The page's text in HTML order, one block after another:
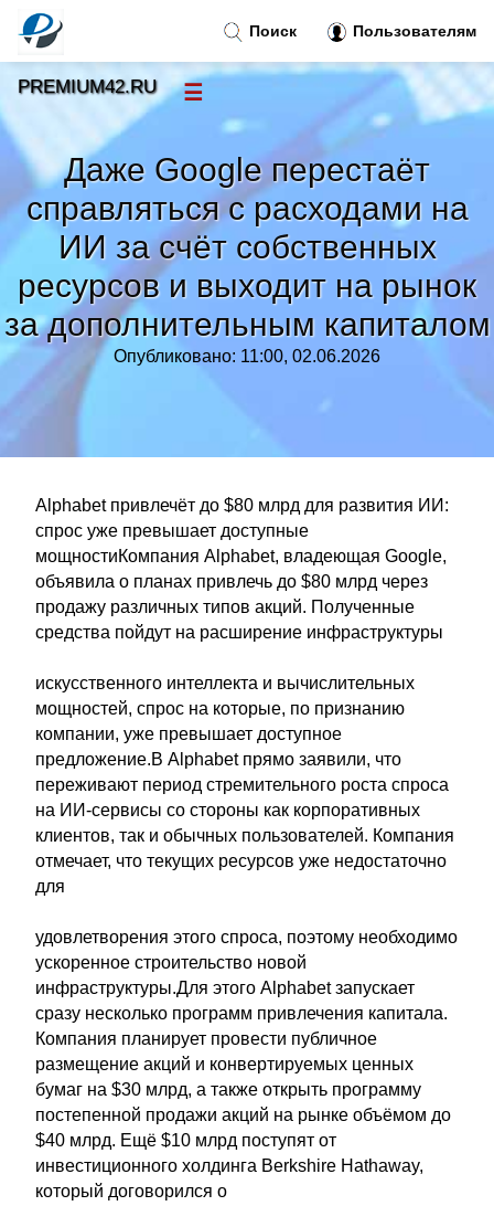
Даже Google перестаёт
справляться с расходами на
ИИ за счёт собственных
ресурсов и выходит на рынок
за дополнительным капиталом
Опубликовано: 11:00, 02.06.2026
Alphabet привлечёт до $80 млрд для развития ИИ:
спрос уже превышает доступные
мощностиКомпания Alphabet, владеющая Google,
объявила о планах привлечь до $80 млрд через
продажу различных типов акций. Полученные
средства пойдут на расширение инфраструктуры
искусственного интеллекта и вычислительных
мощностей, спрос на которые, по признанию
компании, уже превышает доступное
предложение.В Alphabet прямо заявили, что
переживают период стремительного роста спроса
на ИИ-сервисы со стороны как корпоративных
клиентов, так и обычных пользователей. Компания
отмечает, что текущих ресурсов уже недостаточно
для
удовлетворения этого спроса, поэтому необходимо
ускоренное строительство новой
инфраструктуры.Для этого Alphabet запускает
сразу несколько программ привлечения капитала.
Компания планирует провести публичное
размещение акций и конвертируемых ценных
бумаг на $30 млрд, а также открыть программу
постепенной продажи акций на рынке объёмом до
$40 млрд. Ещё $10 млрд поступят от
инвестиционного холдинга Berkshire Hathaway,
который договорился о
Поиск Пользователям
PREMIUM42.RU ☰
Тренды новостей»
Рубрики »
Правила »
Контакт